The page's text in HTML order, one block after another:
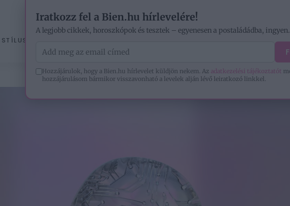
STÍLUS
Iratkozz fel a Bien.hu hírlevelére!
A legjobb cikkek, horoszkópok és tesztek – egyenesen a postaládádba, ingyen.
Hozzájárulok, hogy a Bien.hu hírlevelet küldjön nekem. Az adatkezelési tájékoztatót
hozzájárulásom bármikor visszavonható a levelek alján lévő leiratkozó linkkel.